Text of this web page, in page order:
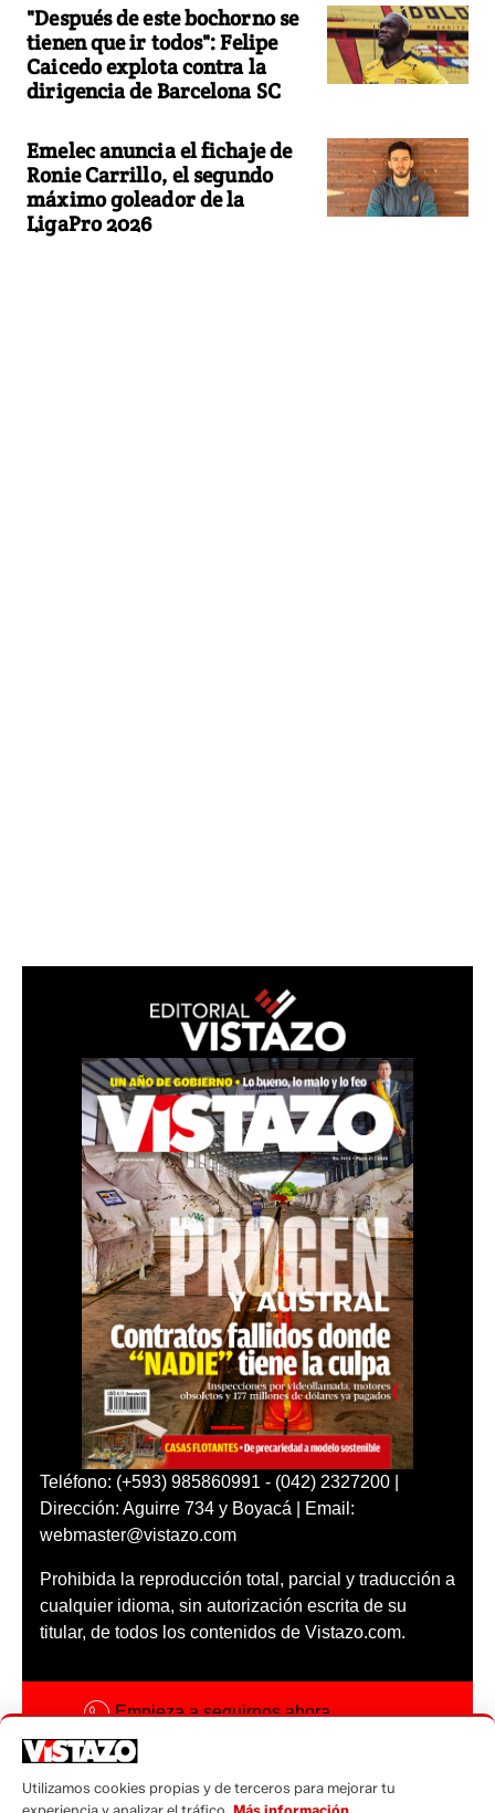
"Después de este bochorno se
tienen que ir todos": Felipe
Caicedo explota contra la
dirigencia de Barcelona SC
Emelec anuncia el fichaje de
Ronie Carrillo, el segundo
máximo goleador de la
LigaPro 2026
Teléfono: (+593) 985860991 - (042) 2327200 |
Dirección: Aguirre 734 y Boyacá | Email:
webmaster@vistazo.com
Prohibida la reproducción total, parcial y traducción a
cualquier idioma, sin autorización escrita de su
titular, de todos los contenidos de Vistazo.com.
Empieza a seguirnos ahora
Código ética
Utilizamos cookies propias y de terceros para mejorar tu